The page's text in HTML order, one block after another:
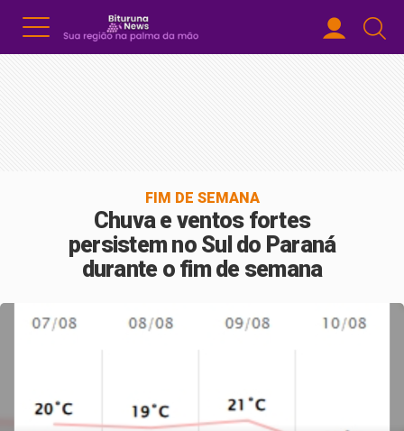
FIM DE SEMANA
Chuva e ventos fortes
persistem no Sul do Paraná
durante o fim de semana